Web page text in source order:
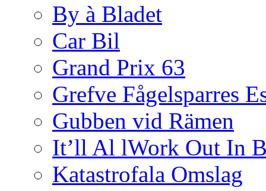
By à Bladet
Car Bil
Grand Prix 63
Grefve Fågelsparres
Gubben vid Rämen
It’ll Al lWork Out In
Katastrofala Omslag